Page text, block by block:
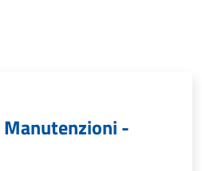
Manutenzioni -